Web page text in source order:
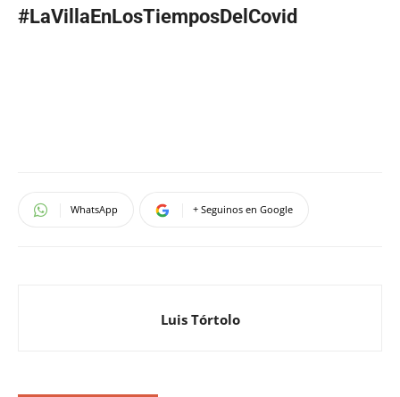
#LaVillaEnLosTiemposDelCovid
WhatsApp + Seguinos en Google
Luis Tórtolo